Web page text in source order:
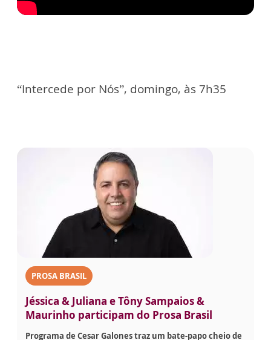
“Intercede por Nós”, domingo, às 7h35
PROSA BRASIL
Jéssica & Juliana e Tôny Sampaios &
Maurinho participam do Prosa Brasil
Programa de Cesar Galones traz um bate-papo cheio de